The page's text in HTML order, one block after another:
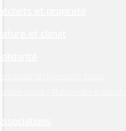
et propreté
et climat
un logement social
social / Maison des solidarités